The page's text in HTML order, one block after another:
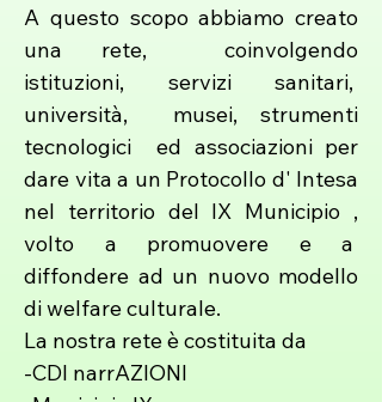
A questo scopo abbiamo creato
una rete, coinvolgendo
istituzioni, servizi sanitari,
università, musei, strumenti
tecnologici ed associazioni per
dare vita a un Protocollo d' Intesa
nel territorio del IX Municipio ,
volto a promuovere e a
diffondere ad un nuovo modello
di welfare culturale.
La nostra rete è costituita da
-CDI narrAZIONI